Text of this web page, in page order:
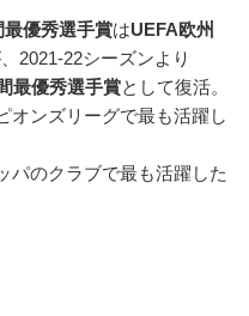
最優秀選手賞はUEFA欧州
2021-22シーズンより
最優秀選手賞として復活。
オンズリーグで最も活躍し
パのクラブで最も活躍した